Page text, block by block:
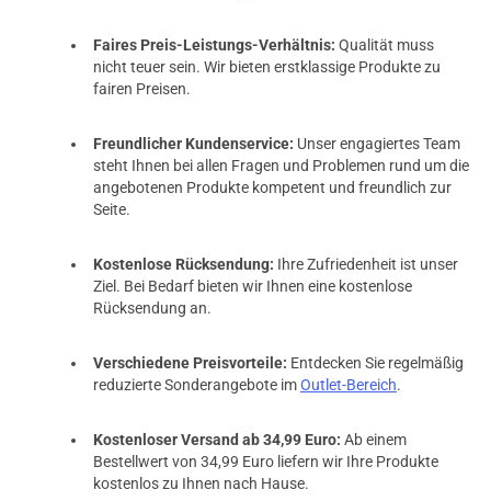
Faires Preis-Leistungs-Verhältnis: Qualität muss
nicht teuer sein. Wir bieten erstklassige Produkte zu
fairen Preisen.
Freundlicher Kundenservice: Unser engagiertes Team
steht Ihnen bei allen Fragen und Problemen rund um die
angebotenen Produkte kompetent und freundlich zur
Seite.
Kostenlose Rücksendung: Ihre Zufriedenheit ist unser
Ziel. Bei Bedarf bieten wir Ihnen eine kostenlose
Rücksendung an.
Verschiedene Preisvorteile: Entdecken Sie regelmäßig
reduzierte Sonderangebote imOutlet-Bereich.
Kostenloser Versand ab 34,99 Euro: Ab einem
Bestellwert von 34,99 Euro liefern wir Ihre Produkte
kostenlos zu Ihnen nach Hause.